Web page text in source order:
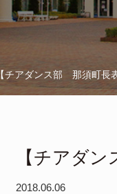
【チアダンス部 那須町長
【チアダ
2018.06.06